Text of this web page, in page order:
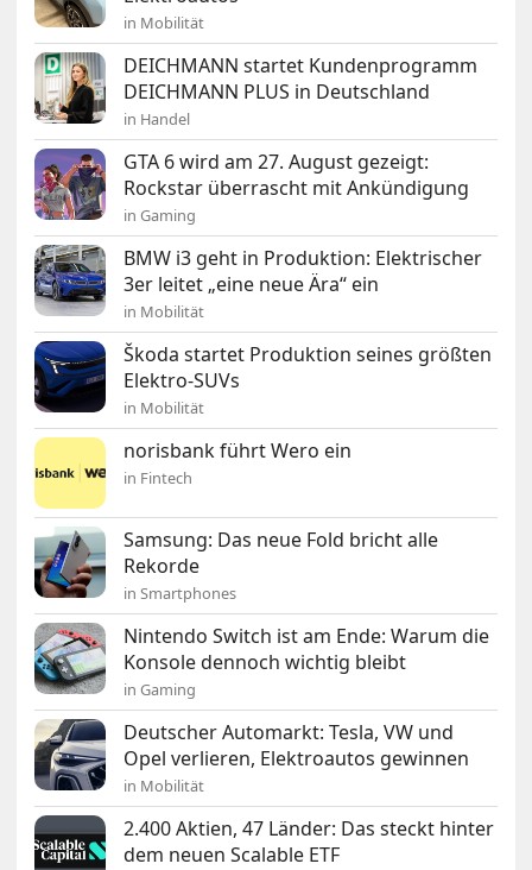
in Mobilität
DEICHMANN startet Kundenprogramm
DEICHMANN PLUS in Deutschland
in Handel
GTA 6 wird am 27. August gezeigt:
Rockstar überrascht mit Ankündigung
in Gaming
BMW i3 geht in Produktion: Elektrischer
3er leitet „eine neue Ära“ ein
in Mobilität
Škoda startet Produktion seines größten
Elektro-SUVs
in Mobilität
norisbank führt Wero ein
in Fintech
Samsung: Das neue Fold bricht alle
Rekorde
in Smartphones
Nintendo Switch ist am Ende: Warum die
Konsole dennoch wichtig bleibt
in Gaming
Deutscher Automarkt: Tesla, VW und
Opel verlieren, Elektroautos gewinnen
in Mobilität
2.400 Aktien, 47 Länder: Das steckt hinter
dem neuen Scalable ETF